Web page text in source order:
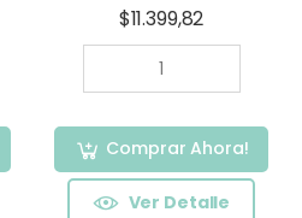
$11.399,82
Comprar Ahora!
Ver Detalle